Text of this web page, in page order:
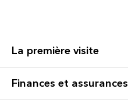
La première visite
Finances et assurances